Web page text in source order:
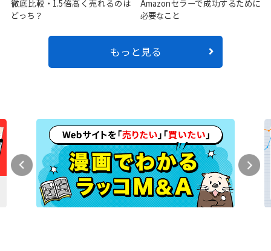
徹底比較・1.5倍高く売れるのは
どっち？
Amazonセラーで成功するために
必要なこと
もっと見る